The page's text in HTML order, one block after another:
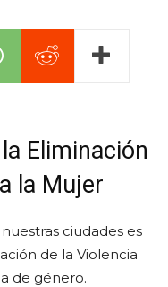
Eliminación
la Mujer
ciudades es
de la Violencia
de género.